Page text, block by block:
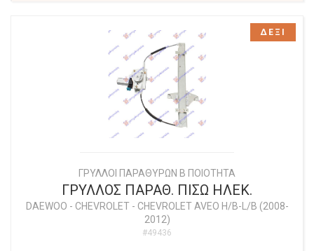
ΓΡΥΛΛΟΙ ΠΑΡΑΘΥΡΩΝ Β ΠΟΙΟΤΗΤΑ
ΓΡΥΛΛΟΣ ΠΑΡΑΘ. ΠΙΣΩ ΗΛΕΚ.
DAEWOO - CHEVROLET- CHEVROLET AVEO H/B-L/B (2008-
2012)
#49436
ΔΕΞΙ